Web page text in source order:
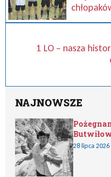
1 LO – nasza
NAJNOWSZE
28 lipca 2026